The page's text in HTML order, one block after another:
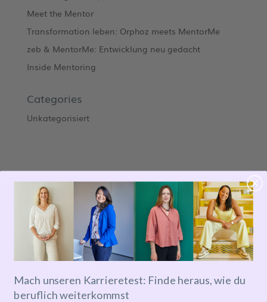
Meet the Mentor
Transformation leben: Orphoz meets MentorMe
zeb & MentorMe: Entwicklung neu gedacht
Inside Mentoring
Categories
Unkategorisiert
Mach unseren Karrieretest: Finde heraus, wie du
beruflich weiterkommst